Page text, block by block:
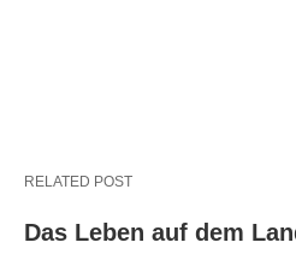
RELATED POST
Das Leben auf dem